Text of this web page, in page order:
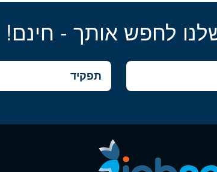
לחפש אותך - חינם!